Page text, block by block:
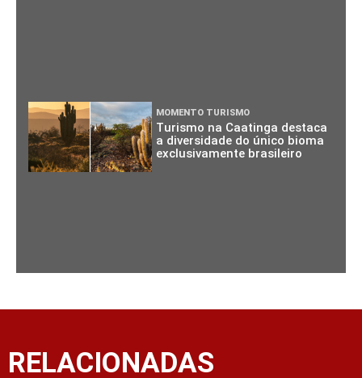
MOMENTO TURISMO
Turismo na Caatinga destaca
a diversidade do único bioma
exclusivamente brasileiro
RELACIONADAS